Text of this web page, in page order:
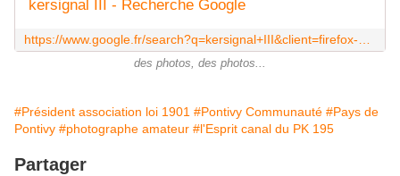
kersignal III - Recherche Google
des photos, des photos...
#Président association loi 1901 #Pontivy Communauté #Pays de
Pontivy #photographe amateur #l'Esprit canal du PK 195
Partager